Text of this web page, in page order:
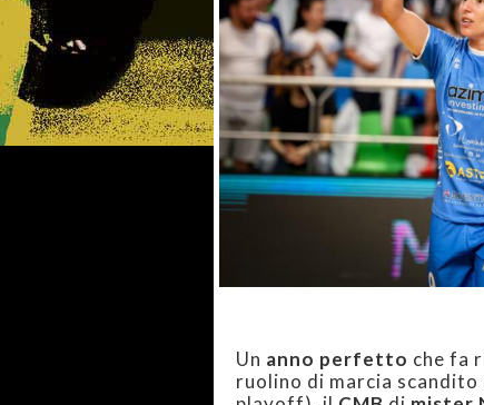
Un anno perfetto che fa
ruolino di marcia